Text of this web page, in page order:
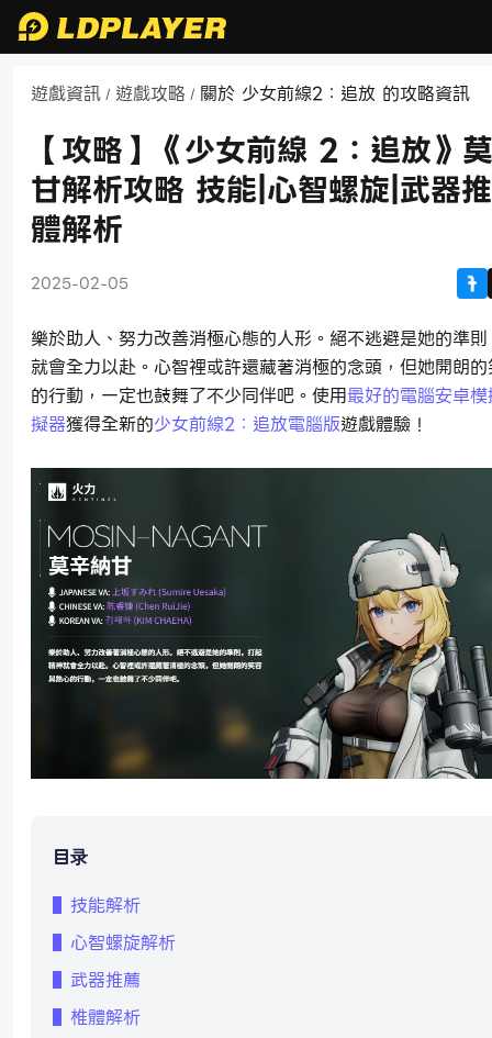
遊戲資訊 / 遊戲攻略 / 關於 少女前線2：追放 的攻略資訊
【攻略】《少女前線 2：追放》
甘解析攻略 技能|心智螺旋|武器
體解析
2025-02-05
樂於助人、努力改善消極心態的人形。絕不逃避是她的準
就會全力以赴。心智裡或許還藏著消極的念頭，但她開朗
的行動，一定也鼓舞了不少同伴吧。使用最好的電腦安卓
擬器獲得全新的少女前線2：追放電腦版遊戲體驗！
目录
▌技能解析
▌心智螺旋解析
▌武器推薦
▌椎體解析